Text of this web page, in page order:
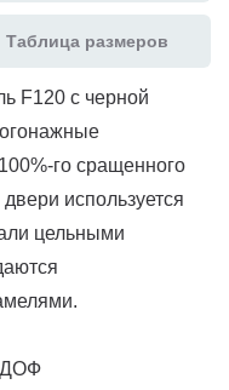
Таблица размеров
F120 с черной
го сращенного
используется
цельными